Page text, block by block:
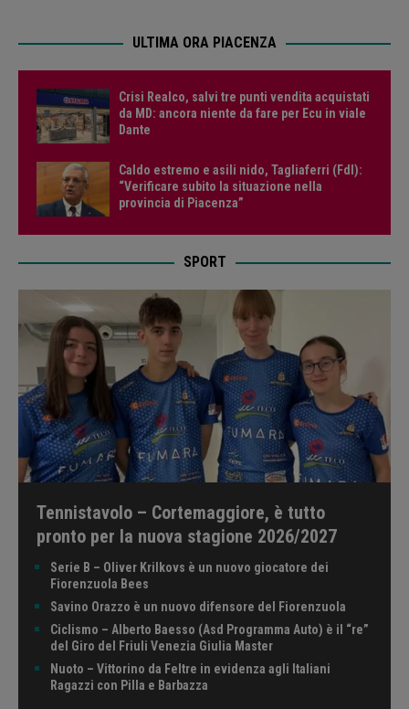
ULTIMA ORA PIACENZA
Crisi Realco, salvi tre punti vendita acquistati
da MD: ancora niente da fare per Ecu in viale
Dante
Caldo estremo e asili nido, Tagliaferri (FdI):
“Verificare subito la situazione nella
provincia di Piacenza”
SPORT
Tennistavolo – Cortemaggiore, è tutto
pronto per la nuova stagione 2026/2027
Serie B – Oliver Krilkovs è un nuovo giocatore dei
Fiorenzuola Bees
Savino Orazzo è un nuovo difensore del Fiorenzuola
Ciclismo – Alberto Baesso (Asd Programma Auto) è il “re”
del Giro del Friuli Venezia Giulia Master
Nuoto – Vittorino da Feltre in evidenza agli Italiani
Ragazzi con Pilla e Barbazza